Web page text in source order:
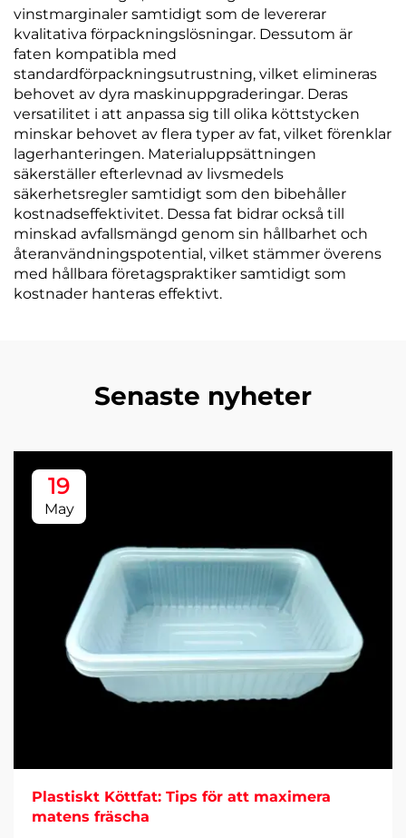
vinstmarginaler samtidigt som de levererar
kvalitativa förpackningslösningar. Dessutom är
faten kompatibla med
standardförpackningsutrustning, vilket elimineras
behovet av dyra maskinuppgraderingar. Deras
versatilitet i att anpassa sig till olika köttstycken
minskar behovet av flera typer av fat, vilket förenklar
lagerhanteringen. Materialuppsättningen
säkerställer efterlevnad av livsmedels
säkerhetsregler samtidigt som den bibehåller
kostnadseffektivitet. Dessa fat bidrar också till
minskad avfallsmängd genom sin hållbarhet och
återanvändningspotential, vilket stämmer överens
med hållbara företagspraktiker samtidigt som
kostnader hanteras effektivt.
Senaste nyheter
19
May
Plastiskt Köttfat: Tips för att maximera
matens fräscha